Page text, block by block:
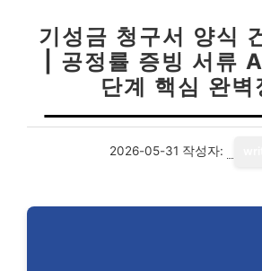
기성금 청구서 양식
| 공정률 증빙 서류
단계 핵심 완벽
2026-05-31 작성자: